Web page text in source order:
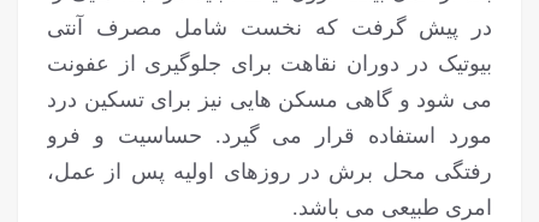
در پیش گرفت که نخست شامل مصرف آنتی
بیوتیک در دوران نقاهت برای جلوگیری از عفونت
می شود و گاهی مسکن هایی نیز برای تسکین درد
مورد استفاده قرار می گیرد. حساسیت و فرو
رفتگی محل برش در روزهای اولیه پس از عمل،
امری طبیعی می باشد.